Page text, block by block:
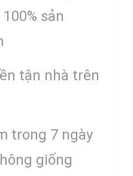
sản
tận nhà trên
trong 7 ngày
giống